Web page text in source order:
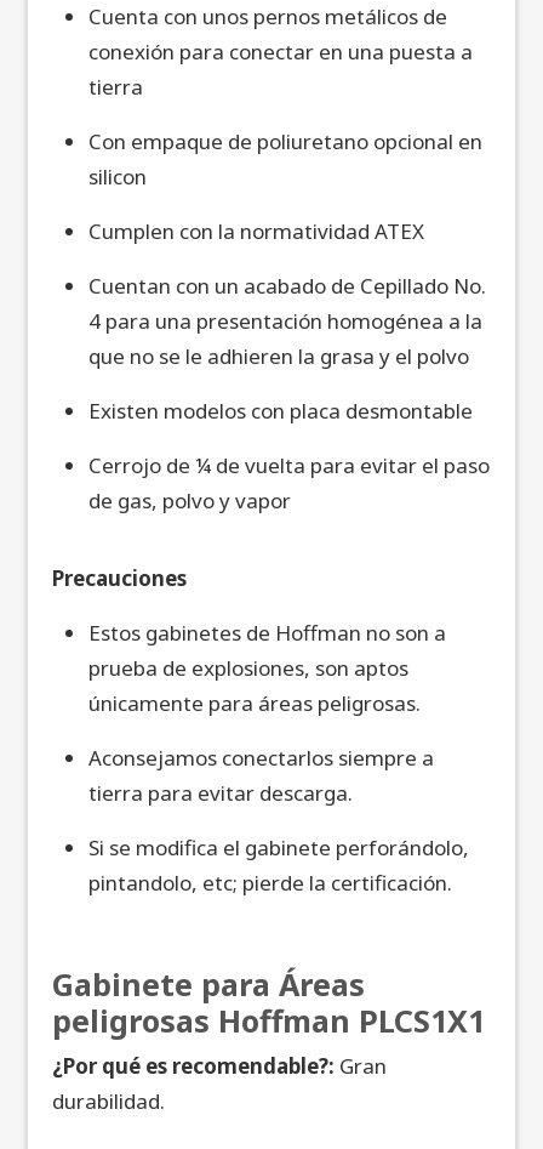
Cuenta con unos pernos metálicos de
conexión para conectar en una puesta a
tierra
Con empaque de poliuretano opcional en
silicon
Cumplen con la normatividad ATEX
Cuentan con un acabado de Cepillado No.
4 para una presentación homogénea a la
que no se le adhieren la grasa y el polvo
Existen modelos con placa desmontable
Cerrojo de ¼ de vuelta para evitar el paso
de gas, polvo y vapor
Precauciones
Estos gabinetes de Hoffman no son a
prueba de explosiones, son aptos
únicamente para áreas peligrosas.
Aconsejamos conectarlos siempre a
tierra para evitar descarga.
Si se modifica el gabinete perforándolo,
pintandolo, etc; pierde la certificación.
Gabinete para Áreas
peligrosas Hoffman PLCS1X1
¿Por qué es recomendable?: Gran
durabilidad.